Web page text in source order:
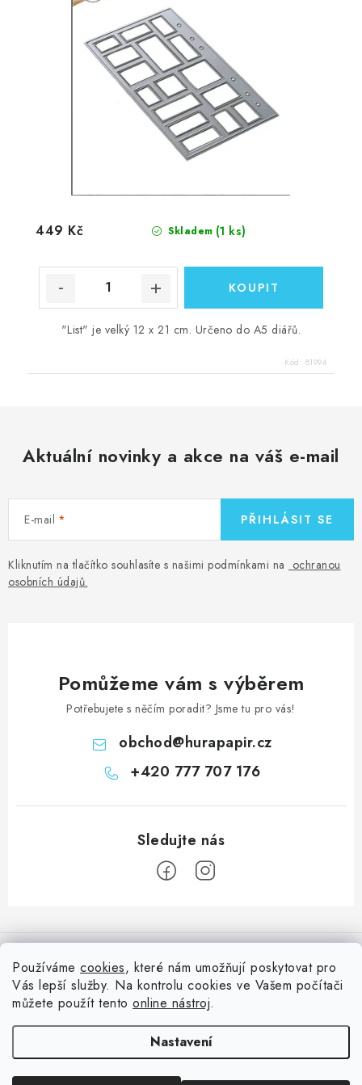
Používáme cookies, které nám umožňují poskytovat pro
Vás lepší služby. Na kontrolu cookies ve Vašem počítači
můžete použít tento online nástroj.
Nastavení
Skladem (1 ks)
449 Kč
"List" je velký 12 x 21 cm. Určeno do A5 diářů.
Kód: 81994
Aktuální novinky a akce na váš e-mail
E-mail
Kliknutím na tlačítko souhlasíte s našimi podmínkami na ochranou
osobních údajů.
PŘIHLÁSIT SE
Pomůžeme vám s výběrem
Potřebujete s něčím poradit? Jsme tu pro vás!
obchod@hurapapir.cz
+420 777 707 176
á
Doprava
Oblíbené ♥️
Nepřehlédněte
Blog s nápady a návody
Slovník pojmů, české návody